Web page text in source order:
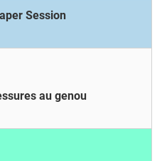
Session
au genou